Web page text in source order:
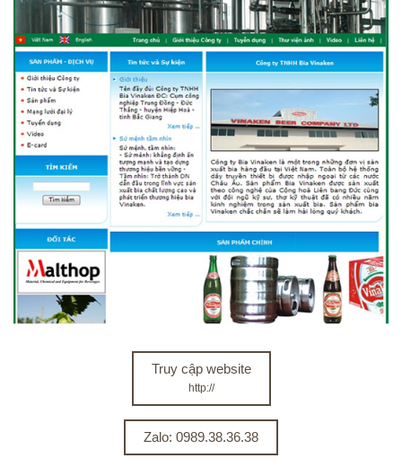
Truy cập website
http://
Zalo: 0989.38.36.38